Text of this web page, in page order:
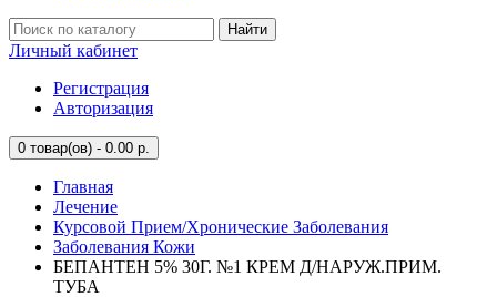
Найти
Личный кабинет
Регистрация
Авторизация
0 товар(ов) - 0.00 р.
Главная
Лечение
Курсовой Прием/Хронические Заболевания
Заболевания Кожи
БЕПАНТЕН 5% 30Г. №1 КРЕМ Д/НАРУЖ.ПРИМ.
ТУБА